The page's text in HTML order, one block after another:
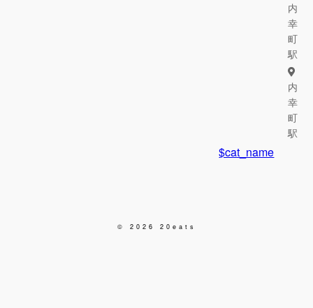
内
幸
町
駅
内
幸
町
駅
$cat_name
© 2026 20eats